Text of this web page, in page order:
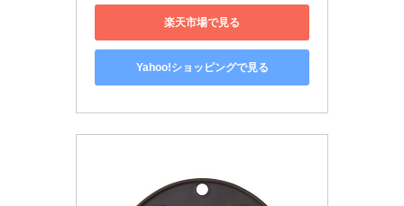
楽天市場で見る
Yahoo!ショッピングで見る